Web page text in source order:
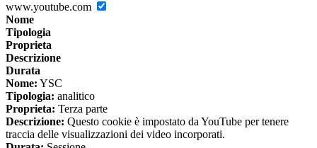
www.youtube.com
Nome
Tipologia
Proprieta
Descrizione
Durata
Nome: YSC
Tipologia: analitico
Proprieta: Terza parte
Descrizione: Questo cookie è impostato da YouTube per tenere
traccia delle visualizzazioni dei video incorporati.